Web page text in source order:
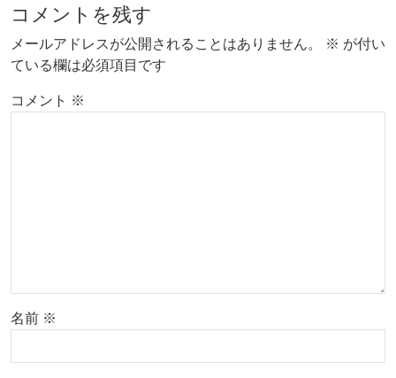
コメントを残す
メールアドレスが公開されることはありません。 ※ が付い
ている欄は必須項目です
コメント ※
名前 ※